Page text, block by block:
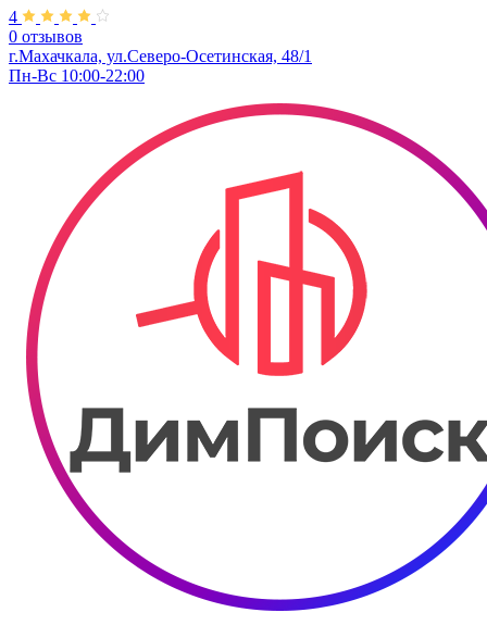
4
0 отзывов
г.Махачкала, ул.​Северо-Осетинская, 48/1
Пн-Вс 10:00-22:00